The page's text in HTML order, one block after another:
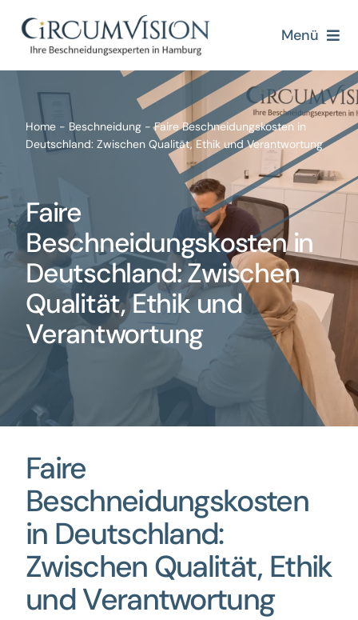
Inhalt
springen
Menü
Home
Über uns
Beschneidung
Beschneidungsmethoden
Blogs
Kontakt
Home- Beschneidung-Faire Beschneidungskosten in
Deutschland: Zwischen Qualität, Ethik und Verantwortung
Faire
Beschneidungskosten in
Deutschland: Zwischen
Qualität, Ethik und
Verantwortung
Faire
Beschneidungskosten
in Deutschland:
Zwischen Qualität, Ethik
und Verantwortung